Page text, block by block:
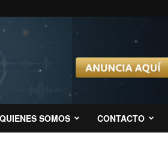
QUIENES SOMOS CONTACTO